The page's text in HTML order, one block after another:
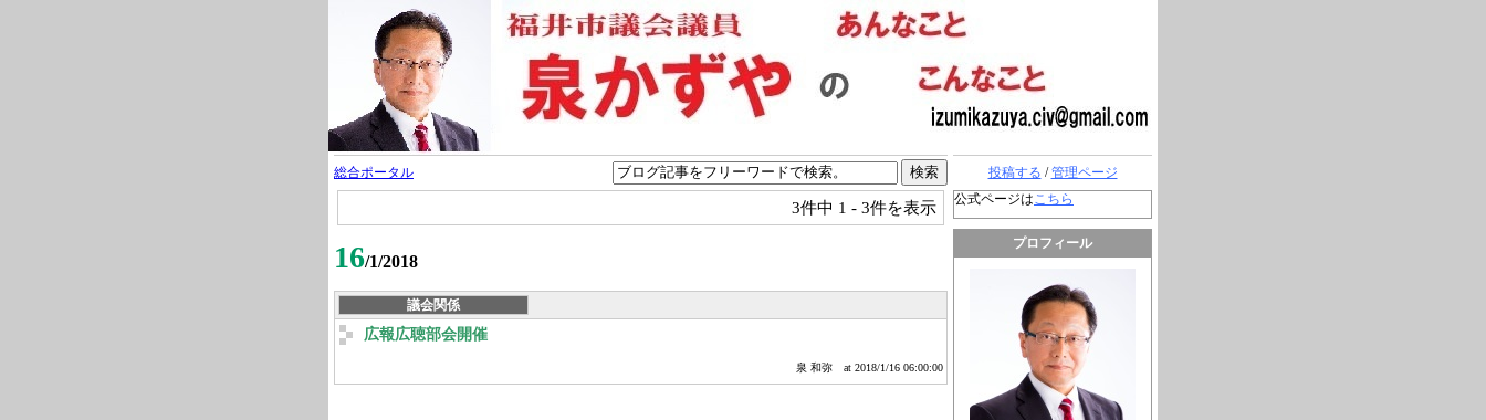
投稿する /管理ページ
公式ページはこちら
プロフィール
総合ポータル
3件中 1 - 3件を表示
16/1/2018
議会関係
広報広聴部会開催
泉 和弥 at 2018/1/16 06:00:00